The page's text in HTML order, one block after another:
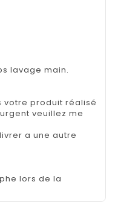
lavage main.
votre produit réalisé
veuillez me
a une autre
lors de la